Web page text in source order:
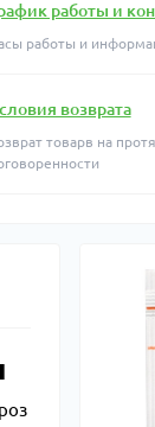
работы и
работы и
возврата
товарв на